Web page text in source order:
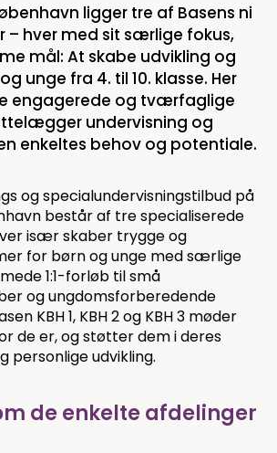
ligger tre af Basens ni
– hver med sit særlige fokus,
mål: At skabe udvikling og
unge fra 4. til 10. klasse. Her
engagerede og tværfaglige
undervisning og
enkeltes behov og potentiale.
og specialundervisningstilbud på
består af tre specialiserede
især skaber trygge og
for børn og unge med særlige
1:1-forløb til små
og ungdomsforberedende
KBH 1, KBH 2 og KBH 3 møder
de er, og støtter dem i deres
personlige udvikling.
de enkelte afdelinger